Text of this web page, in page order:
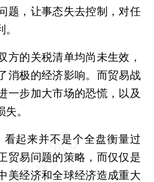
题，让事态失去控制，对任
的关税清单均尚未生效，
消极的经济影响。而贸易战
一步加大市场的恐慌，以及
。
起来并不是个全盘衡量过
贸易问题的策略，而仅仅是
美经济和全球经济造成重大